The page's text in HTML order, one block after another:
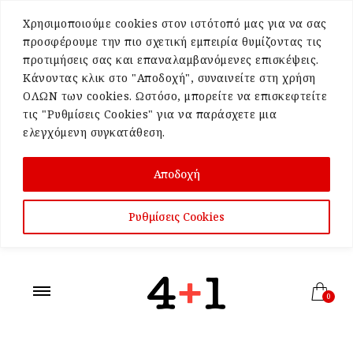
Χρησιμοποιούμε cookies στον ιστότοπό μας για να σας
προσφέρουμε την πιο σχετική εμπειρία θυμίζοντας τις
προτιμήσεις σας και επαναλαμβανόμενες επισκέψεις.
Κάνοντας κλικ στο "Αποδοχή", συναινείτε στη χρήση
ΟΛΩΝ των cookies. Ωστόσο, μπορείτε να επισκεφτείτε
τις "Ρυθμίσεις Cookies" για να παράσχετε μια
ελεγχόμενη συγκατάθεση.
Ρυθμίσεις Cookies
Αποδοχή
0